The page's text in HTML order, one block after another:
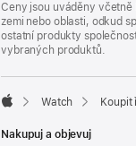
Ceny jsou uváděny
zemi nebo oblasti, odkud
ostatní produkty
vybraných produktů.
Watch Koupit
Nakupuj a objevuj